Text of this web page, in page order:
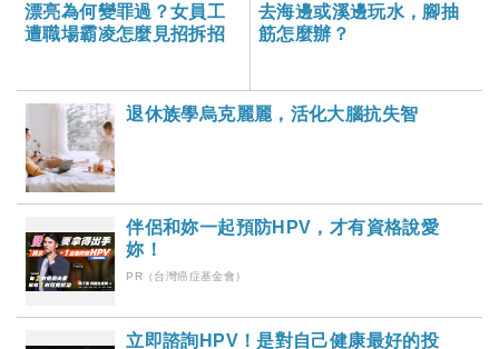
漂亮為何變罪過？女員工
遭職場霸凌怎麼見招拆招
去海邊或溪邊玩水，腳抽
筋怎麼辦？
退休族學烏克麗麗，活化大腦抗失智
伴侶和妳一起預防HPV，才有資格說愛
妳！
PR（台灣癌症基金會）
立即諮詢HPV！是對自己健康最好的投